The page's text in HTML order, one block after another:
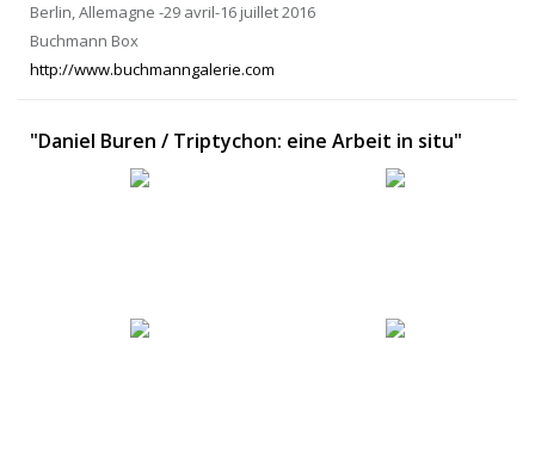
Berlin, Allemagne -29 avril-16 juillet 2016
Buchmann Box
http://www.buchmanngalerie.com
"Daniel Buren / Triptychon: eine Arbeit in situ"